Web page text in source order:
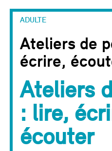
ADULTE
Ateliers de
écrire,
Ateliers
: lire,
écouter